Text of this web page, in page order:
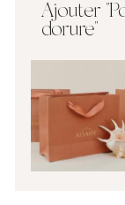
Ajouter
dorure"